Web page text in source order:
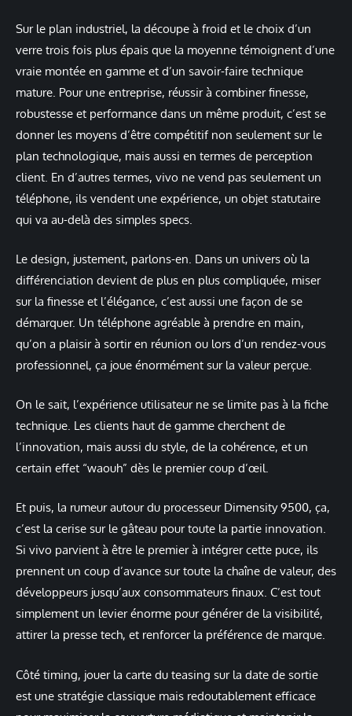
Sur le plan industriel, la découpe à froid et le choix d’un
verre trois fois plus épais que la moyenne témoignent d’une
vraie montée en gamme et d’un savoir-faire technique
mature. Pour une entreprise, réussir à combiner finesse,
robustesse et performance dans un même produit, c’est se
donner les moyens d’être compétitif non seulement sur le
plan technologique, mais aussi en termes de perception
client. En d’autres termes, vivo ne vend pas seulement un
téléphone, ils vendent une expérience, un objet statutaire
qui va au-delà des simples specs.
Le design, justement, parlons-en. Dans un univers où la
différenciation devient de plus en plus compliquée, miser
sur la finesse et l’élégance, c’est aussi une façon de se
démarquer. Un téléphone agréable à prendre en main,
qu’on a plaisir à sortir en réunion ou lors d’un rendez-vous
professionnel, ça joue énormément sur la valeur perçue.
On le sait, l’expérience utilisateur ne se limite pas à la fiche
technique. Les clients haut de gamme cherchent de
l’innovation, mais aussi du style, de la cohérence, et un
certain effet “waouh” dès le premier coup d’œil.
Et puis, la rumeur autour du processeur Dimensity 9500, ça,
c’est la cerise sur le gâteau pour toute la partie innovation.
Si vivo parvient à être le premier à intégrer cette puce, ils
prennent un coup d’avance sur toute la chaîne de valeur, des
développeurs jusqu’aux consommateurs finaux. C’est tout
simplement un levier énorme pour générer de la visibilité,
attirer la presse tech, et renforcer la préférence de marque.
Côté timing, jouer la carte du teasing sur la date de sortie
est une stratégie classique mais redoutablement efficace